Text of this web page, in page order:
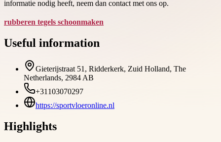
informatie nodig heeft, neem dan contact met ons op.
rubberen tegels schoonmaken
Useful information
Gieterijstraat 51, Ridderkerk, Zuid Holland, The
Netherlands, 2984 AB
+31103070297
https://sportvloeronline.nl
Highlights